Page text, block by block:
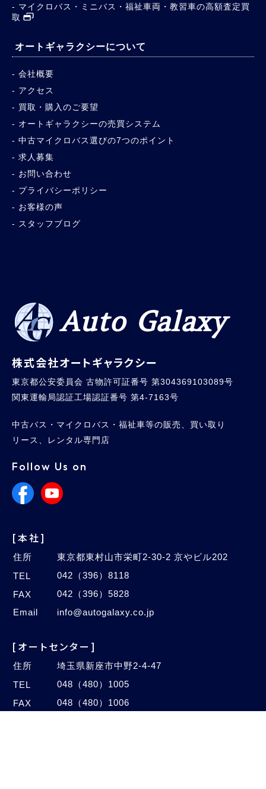
マイクロバス・ミニバス・福祉車両・教習車の高額査定買
取
オートギャラクシーについて
会社概要
アクセス
買取・購入のご要望
オートギャラクシーの売買システム
中古マイクロバス選びの7つのポイント
求人募集
お問い合わせ
プライバシーポリシー
お客様の声
スタッフブログ
Auto Galaxy
株式会社オートギャラクシー
東京都公安委員会 古物許可証番号 第304369103089号
関東運輸局認証工場認証番号 第4-7163号
中古バス・マイクロバス・福祉車等の販売、買い取り
リース、レンタル専門店
Follow Us on
[本社]
住所
東京都東村山市栄町2-30-2 京やビル202
TEL
042（396）8118
FAX
042（396）5828
Email
info@autogalaxy.co.jp
[オートセンター]
住所
埼玉県新座市中野2-4-47
TEL
048（480）1005
FAX
048（480）1006